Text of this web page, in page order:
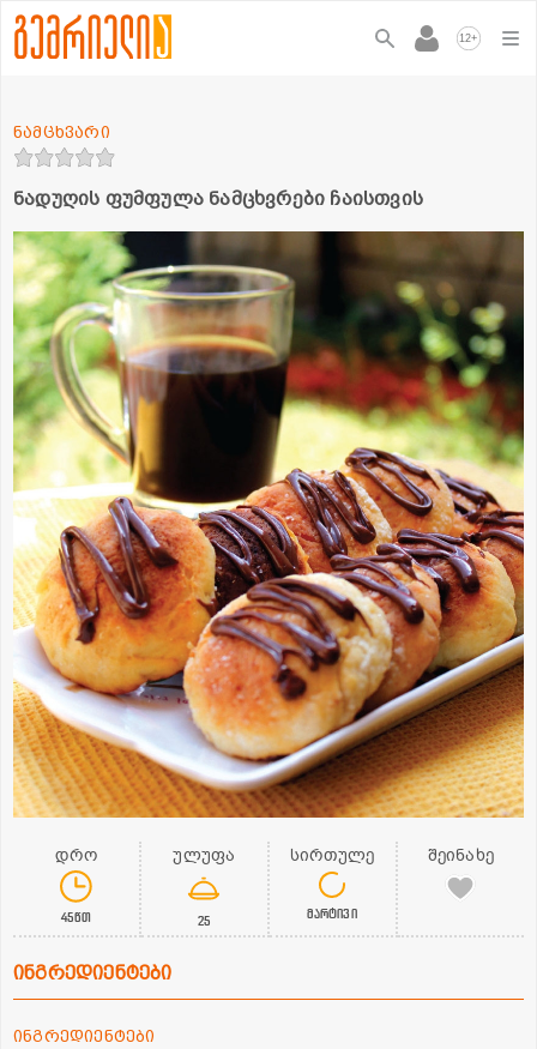
12+
ნადუღის ფუმფულა ნამცხვრები ჩაისთვის
ნამცხვარი
დრო
45წთ
ულუფა
25
სირთულე
მარტივი
შეინახე
ინგრედიენტები
ინგრედიენტები